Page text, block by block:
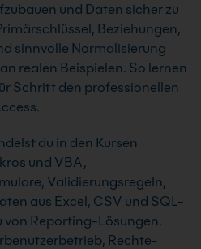
und Daten sicher zu
Beziehungen,
sinnvolle Normalisierung
realen Beispielen. So lernen
Schritt den professionellen
du in den Kursen
und VBA,
Validierungsregeln,
aus Excel, CSV und SQL-
von Reporting-Lösungen.
Rechte-